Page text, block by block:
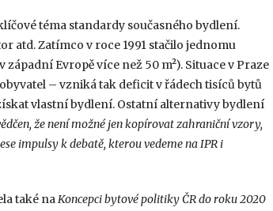
téma standardy současného bydlení.
atd. Zatímco v roce 1991 stačilo jednomu
západní Evropě více než 50 m²). Situace v Praze
– vzniká tak deficit v řádech tisíců bytů
vlastní bydlení. Ostatní alternativy bydlení
že není možné jen kopírovat zahraniční vzory,
impulsy k debatě, kterou vedeme na IPR i
také naKoncepci bytové politiky ČR do roku 2020